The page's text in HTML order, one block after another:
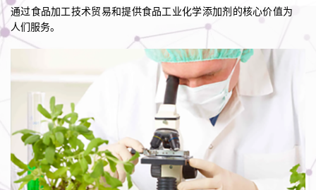
通过食品加工技术贸易和提供食品工业化学添加剂的核心价值为
人们服务。